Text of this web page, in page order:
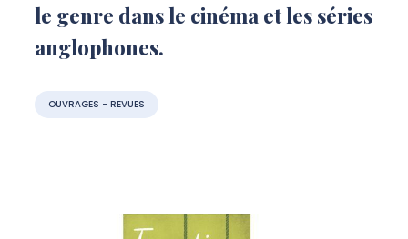
le genre dans le cinéma et les séries
anglophones.
OUVRAGES - REVUES